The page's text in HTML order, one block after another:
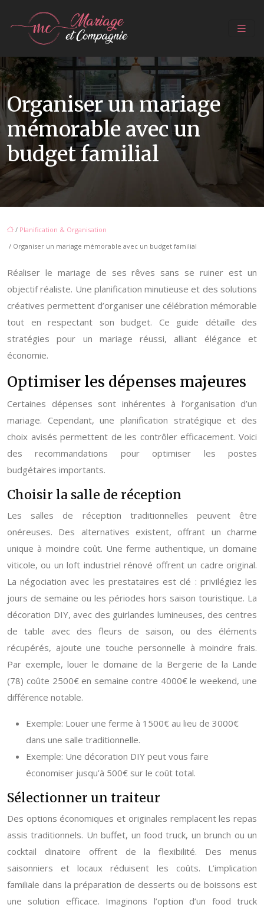
Organiser un mariage
mémorable avec un
budget familial
/ Planification & Organisation
/ Organiser un mariage mémorable avec un budget familial
Réaliser le mariage de ses rêves sans se ruiner est un
objectif réaliste. Une planification minutieuse et des solutions
créatives permettent d’organiser une célébration mémorable
tout en respectant son budget. Ce guide détaille des
stratégies pour un mariage réussi, alliant élégance et
économie.
Optimiser les dépenses majeures
Certaines dépenses sont inhérentes à l’organisation d’un
mariage. Cependant, une planification stratégique et des
choix avisés permettent de les contrôler efficacement. Voici
des recommandations pour optimiser les postes
budgétaires importants.
Choisir la salle de réception
Les salles de réception traditionnelles peuvent être
onéreuses. Des alternatives existent, offrant un charme
unique à moindre coût. Une ferme authentique, un domaine
viticole, ou un loft industriel rénové offrent un cadre original.
La négociation avec les prestataires est clé : privilégiez les
jours de semaine ou les périodes hors saison touristique. La
décoration DIY, avec des guirlandes lumineuses, des centres
de table avec des fleurs de saison, ou des éléments
récupérés, ajoute une touche personnelle à moindre frais.
Par exemple, louer le domaine de la Bergerie de la Lande
(78) coûte 2500€ en semaine contre 4000€ le weekend, une
différence notable.
Exemple: Louer une ferme à 1500€ au lieu de 3000€
dans une salle traditionnelle.
Exemple: Une décoration DIY peut vous faire
économiser jusqu’à 500€ sur le coût total.
Sélectionner un traiteur
Des options économiques et originales remplacent les repas
assis traditionnels. Un buffet, un food truck, un brunch ou un
cocktail dinatoire offrent de la flexibilité. Des menus
saisonniers et locaux réduisent les coûts. L’implication
familiale dans la préparation de desserts ou de boissons est
une solution efficace. Imaginons l’option d’un food truck